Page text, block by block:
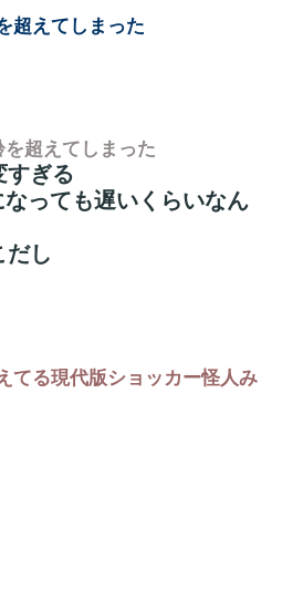
超えてしまった
超えてしまった
すぎる
っても遅いくらいなん
だし
てる現代版ショッカー怪人み